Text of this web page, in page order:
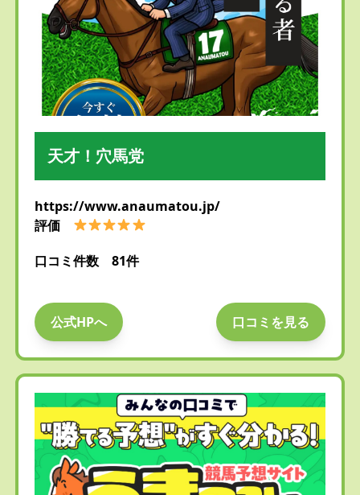
天才！穴馬党
https://www.anaumatou.jp/
評価
口コミ件数 81件
公式HPへ 口コミを見る